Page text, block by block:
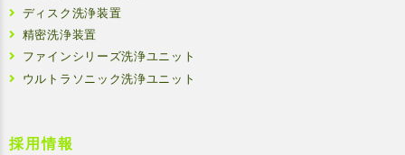
ディスク洗浄装置
精密洗浄装置
ファインシリーズ洗浄ユニット
ウルトラソニック洗浄ユニット
採用情報